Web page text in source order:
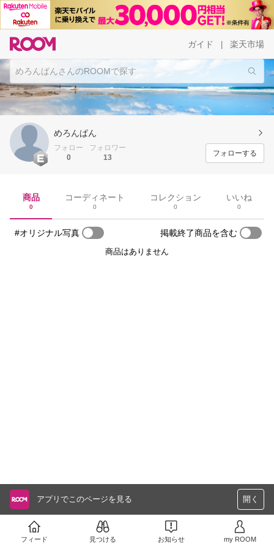
ガイド 楽天市場
めろんぱん
フォロー
0
フォロワー
13
フォローする
商品
0
コーディネート
0
コレクション
0
いいね
0
#オリジナル写真 掲載終了商品を含む
商品はありません
アプリでこのページを見る 開く
フィード 見つける お知らせ my ROOM